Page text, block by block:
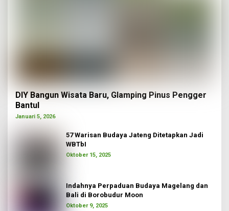
DIY Bangun Wisata Baru, Glamping Pinus Pengger
Bantul
Januari 5, 2026
57 Warisan Budaya Jateng Ditetapkan Jadi
WBTbI
Oktober 15, 2025
Indahnya Perpaduan Budaya Magelang dan
Bali di Borobudur Moon
Oktober 9, 2025